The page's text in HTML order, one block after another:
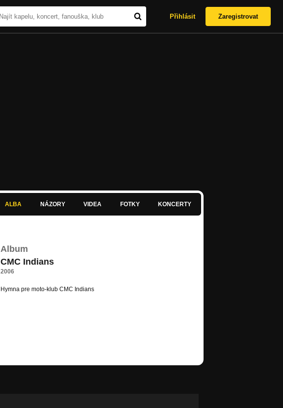
Přihlásit Zaregistrovat
ALBA NÁZORY VIDEA FOTKY KONCERTY
Album
CMC Indians
2006
Hymna pre moto-klub CMC Indians